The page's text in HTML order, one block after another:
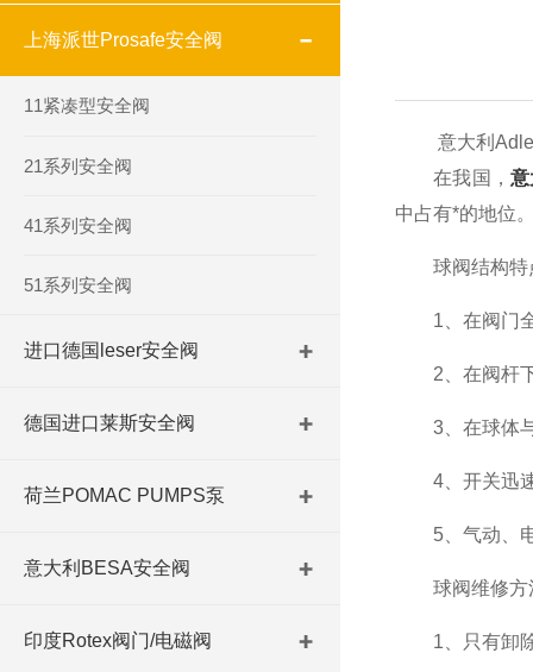
上海派世Prosafe安全阀
11紧凑型安全阀
21系列安全阀
41系列安全阀
51系列安全阀
进口德国leser安全阀
德国进口莱斯安全阀
荷兰POMAC PUMPS泵
意大利BESA安全阀
印度Rotex阀门/电磁阀
意大利Adler
在我国，
中占有*的地位
球阀结构特
1、在阀门全
2、在阀杆下
3、在球体与
4、开关迅速
5、气动、电
球阀维修方
1、只有卸除